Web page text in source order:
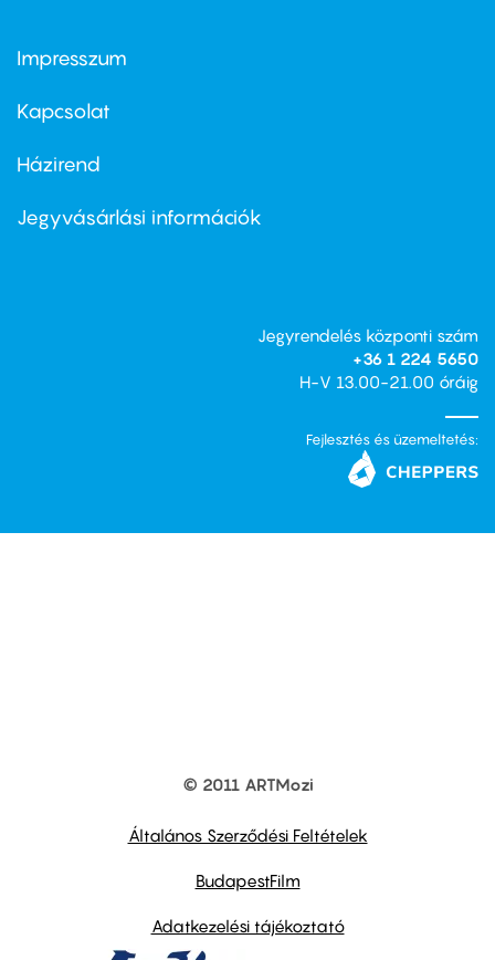
Footer
first
Impresszum
Kapcsolat
Footer
second
Házirend
Jegyvásárlási információk
Jegyrendelés központi szám
+36 1 224 5650
H-V 13.00-21.00 óráig
Fejlesztés és üzemeltetés:
© 2011 ARTMozi
Általános Szerződési Feltételek
BudapestFilm
Adatkezelési tájékoztató